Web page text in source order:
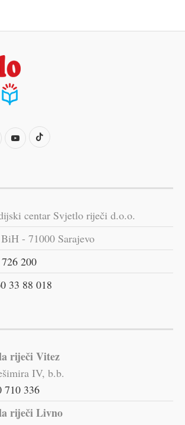
centar Svjetlo riječi d.o.o.
- 71000 Sarajevo
200
33 88 018
riječi Vitez
IV, b.b.
710 336
riječi Livno